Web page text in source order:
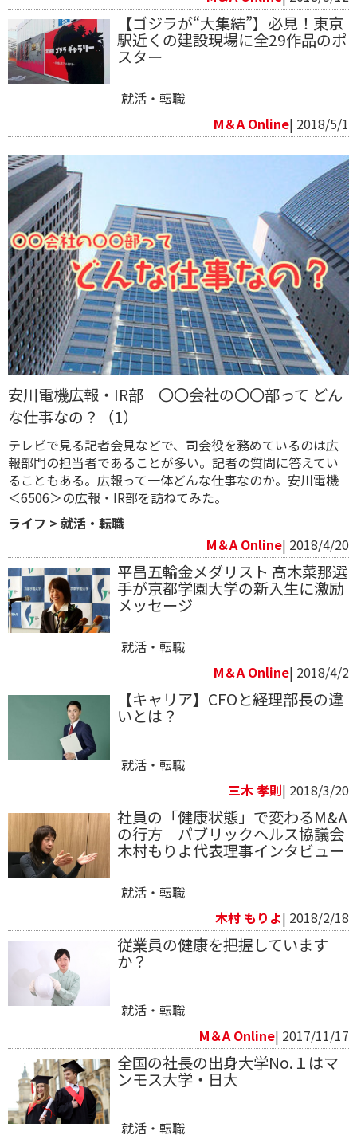
【ゴジラが“大集結”】必見！東京
駅近くの建設現場に全29作品のポ
スター
就活・転職
M＆A Online| 2018/5/1
安川電機広報・IR部 〇〇会社の〇〇部って どん
な仕事なの？（1）
テレビで見る記者会見などで、司会役を務めているのは広
報部門の担当者であることが多い。記者の質問に答えてい
ることもある。広報って一体どんな仕事なのか。安川電機
＜6506＞の広報・IR部を訪ねてみた。
ライフ > 就活・転職
M＆A Online| 2018/4/20
平昌五輪金メダリスト 高木菜那選
手が京都学園大学の新入生に激励
メッセージ
就活・転職
M＆A Online| 2018/4/2
【キャリア】CFOと経理部長の違
いとは？
就活・転職
三木 孝則| 2018/3/20
社員の「健康状態」で変わるM&A
の行方 パブリックヘルス協議会
木村もりよ代表理事インタビュー
就活・転職
木村 もりよ| 2018/2/18
従業員の健康を把握しています
か？
就活・転職
M＆A Online| 2017/11/17
全国の社長の出身大学No.１はマ
ンモス大学・日大
就活・転職